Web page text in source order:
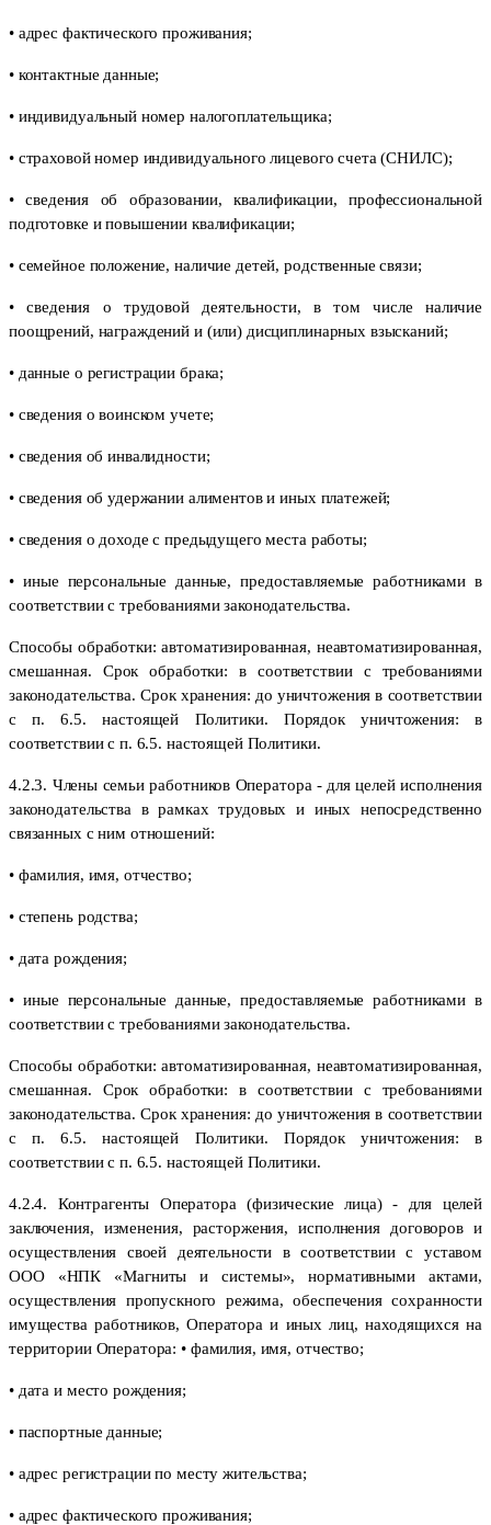
• адрес фактического проживания;
• контактные данные;
• индивидуальный номер налогоплательщика;
• страховой номер индивидуального лицевого счета (СНИЛС);
• сведения об образовании, квалификации, профессиональной
подготовке и повышении квалификации;
• семейное положение, наличие детей, родственные связи;
• сведения о трудовой деятельности, в том числе наличие
поощрений, награждений и (или) дисциплинарных взысканий;
• данные о регистрации брака;
• сведения о воинском учете;
• сведения об инвалидности;
• сведения об удержании алиментов и иных платежей;
• сведения о доходе с предыдущего места работы;
• иные персональные данные, предоставляемые работниками в
соответствии с требованиями законодательства.
Способы обработки: автоматизированная, неавтоматизированная,
смешанная. Срок обработки: в соответствии с требованиями
законодательства. Срок хранения: до уничтожения в соответствии
с п. 6.5. настоящей Политики. Порядок уничтожения: в
соответствии с п. 6.5. настоящей Политики.
4.2.3. Члены семьи работников Оператора - для целей исполнения
законодательства в рамках трудовых и иных непосредственно
связанных с ним отношений:
• фамилия, имя, отчество;
• степень родства;
• дата рождения;
• иные персональные данные, предоставляемые работниками в
соответствии с требованиями законодательства.
Способы обработки: автоматизированная, неавтоматизированная,
смешанная. Срок обработки: в соответствии с требованиями
законодательства. Срок хранения: до уничтожения в соответствии
с п. 6.5. настоящей Политики. Порядок уничтожения: в
соответствии с п. 6.5. настоящей Политики.
4.2.4. Контрагенты Оператора (физические лица) - для целей
заключения, изменения, расторжения, исполнения договоров и
осуществления своей деятельности в соответствии с уставом
ООО «НПК «Магниты и системы», нормативными актами,
осуществления пропускного режима, обеспечения сохранности
имущества работников, Оператора и иных лиц, находящихся на
территории Оператора: • фамилия, имя, отчество;
• дата и место рождения;
• паспортные данные;
• адрес регистрации по месту жительства;
• адрес фактического проживания;